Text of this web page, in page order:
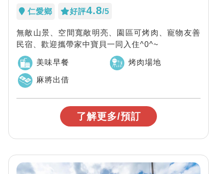
仁愛鄉 好評4.8/5
無敵山景、空間寬敞明亮、園區可烤肉、寵物友善
民宿、歡迎攜帶家中寶貝一同入住^0^~
美味早餐 烤肉場地
麻將出借
了解更多/預訂